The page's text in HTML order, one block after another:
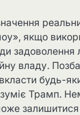
якщо
задоволення
владу.
будь-
Трамп.